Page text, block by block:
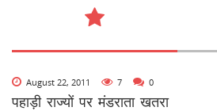
August 22, 2011 7 0
पहाड़ी राज्यों पर मंडराता खतरा